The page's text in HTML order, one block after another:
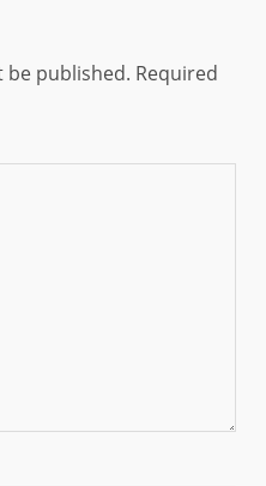
be published. Required